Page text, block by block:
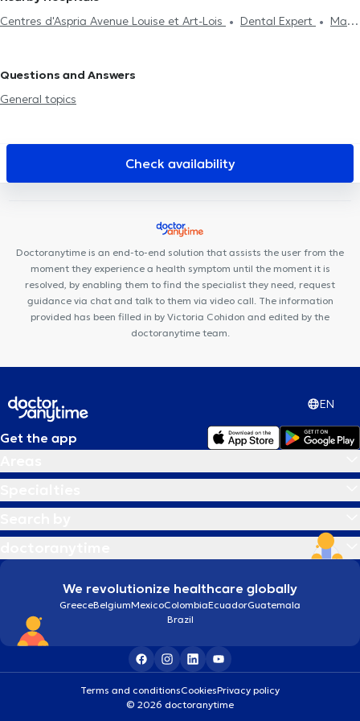
Centres d'Aspria Avenue Louise et Art-Lois
Dental Expert
Mazi
Centre Médical Curasi
25
Cabinet dentaire de Cordelia Lossy
Médical et de soins Rebalance
Ophtara Medical Center
Clinique Bailli BeNomad
Questions and Answers
General topics
Check availability
Doctoranytime is an end-to-end solution that assists the user from the
moment they experience a health symptom until the moment it is
resolved, by enabling them to find the specialist they need, request
guidance via chat and talk to them via video call. The information
provided has been filled in by Victoria Cohidon and edited by the
doctoranytime team.
EN
Get the app
We revolutionize healthcare globally
GreeceBelgiumMexicoColombiaEcuadorGuatemala
Brazil
Terms and conditionsCookiesPrivacy policy
© 2026 doctoranytime